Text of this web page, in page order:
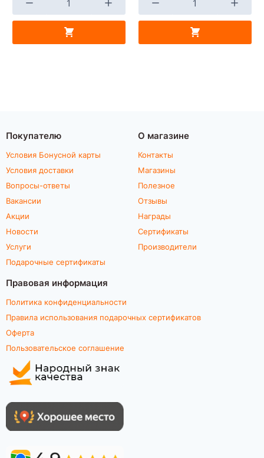
Покупателю
Условия Бонусной карты
Условия доставки
Вопросы-ответы
Вакансии
Акции
Новости
Услуги
Подарочные сертификаты
О магазине
Контакты
Магазины
Полезное
Отзывы
Награды
Сертификаты
Производители
Правовая информация
Политика конфиденциальности
Правила использования подарочных сертификатов
Оферта
Пользовательское соглашение